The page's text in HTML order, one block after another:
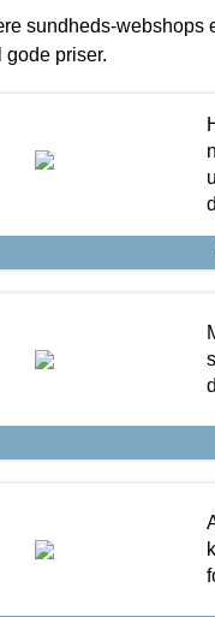
sundheds-webshops
gode priser.